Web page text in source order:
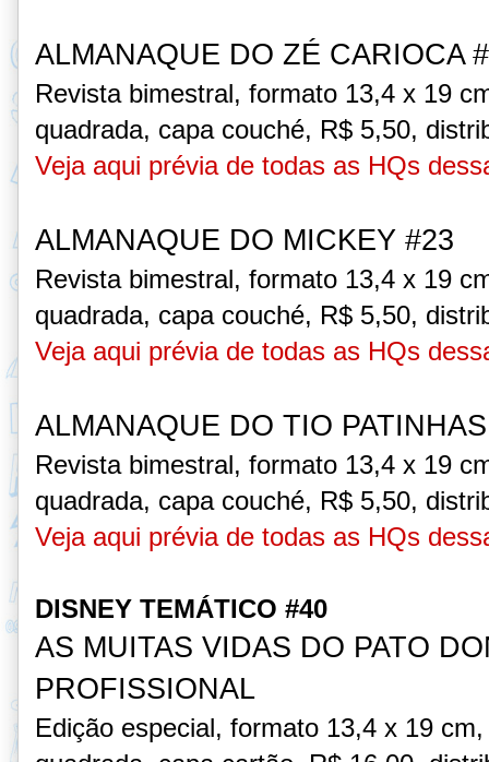
ALMANAQUE DO ZÉ CARIOCA
Revista bimestral, formato 13,4 x 19
quadrada, capa couché, R$ 5,50,
Veja aqui prévia de todas as HQs
ALMANAQUE DO MICKEY #23
Revista bimestral, formato 13,4 x 19
quadrada, capa couché, R$ 5,50,
Veja aqui prévia de todas as HQs
ALMANAQUE DO TIO
Revista bimestral, formato 13,4 x 19
quadrada, capa couché, R$ 5,50,
Veja aqui prévia de todas as HQs
DISNEY TEMÁTICO #40
AS MUITAS VIDAS DO PATO
PROFISSIONAL
Edição especial, formato 13,4 x 19